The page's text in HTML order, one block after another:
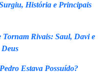
História e Principais
Tornam Rivais: Saul, Davi e
Estava Possuído?